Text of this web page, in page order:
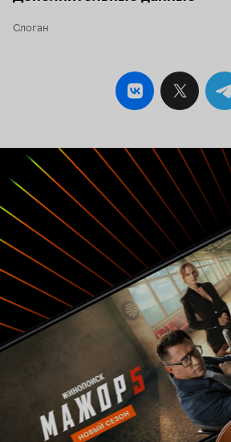
Слоган